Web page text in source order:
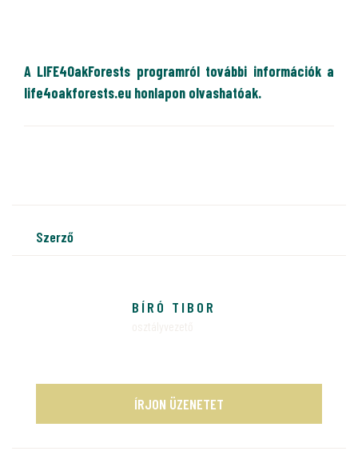
A LIFE4OakForests programról további információk a
life4oakforests.eu honlapon olvashatóak.
szerző
BÍRÓ TIBOR
ÍRJON ÜZENETET